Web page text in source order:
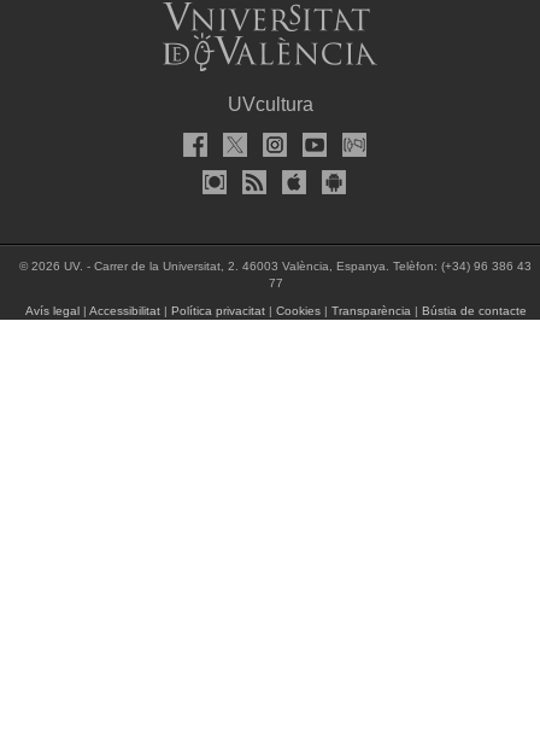
UVcultura
© 2026 UV. - Carrer de la Universitat, 2. 46003 València, Espanya. Telèfon: (+34) 96 386 43
77
Avís legal| Accessibilitat| Política privacitat| Cookies| Transparència| Bústia de contacte